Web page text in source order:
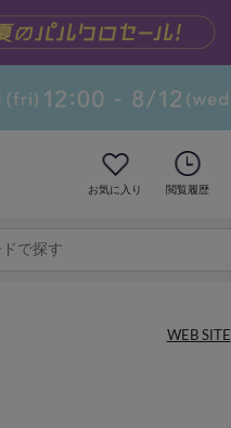
お気に入り 閲覧履歴
WEB SITE